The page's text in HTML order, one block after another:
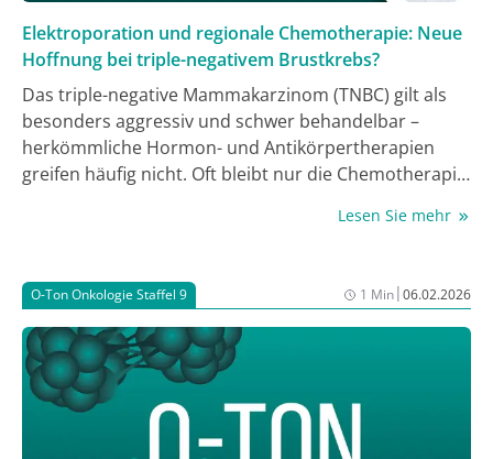
Elektroporation und regionale Chemotherapie: Neue
Hoffnung bei triple-negativem Brustkrebs?
Das triple-negative Mammakarzinom (TNBC) gilt als
besonders aggressiv und schwer behandelbar –
herkömmliche Hormon- und Antikörpertherapien
greifen häufig nicht. Oft bleibt nur die Chemotherapie.
Tumoren an ihre Grenzen. In dieser Folge spricht
Kornelia Aigner, beide vom Medias Klinikum in
Burghausen, über einen neuen vielversprechenden
Therapieansatz: die Kombination aus regionaler
Chemotherapie und Elektroporation.
Lesen Sie mehr
O-Ton Onkologie Staffel 9 1 Min|06.02.2026